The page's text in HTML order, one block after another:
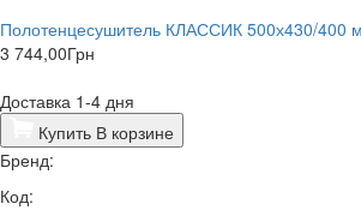
Полотенцесушитель КЛАССИК 500х430/400
3 744,00Грн
Доставка 1-4 дня
Купить В корзине
Бренд:
Код: